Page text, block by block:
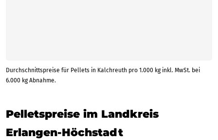
Durchschnittspreise für Pellets in Kalchreuth pro 1.000 kg inkl. MwSt. bei
6.000 kg Abnahme.
Pelletspreise im Landkreis
Erlangen-Höchstadt